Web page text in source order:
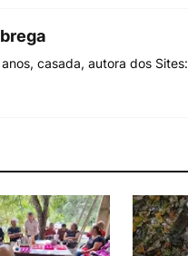
casada, autora dos Sites: